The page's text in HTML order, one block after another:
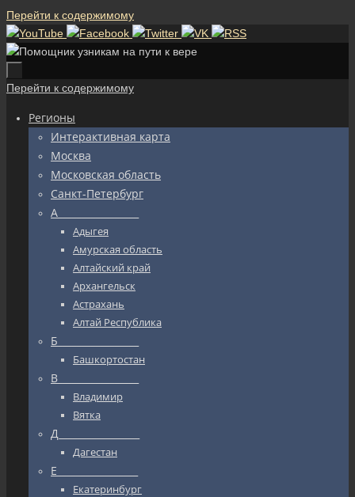
Перейти к содержимому
Перейти к содержимому
Регионы
Интерактивная карта
Москва
Московская область
Санкт-Петербург
А_________________
Адыгея
Амурская область
Алтайский край
Архангельск
Астрахань
Алтай Республика
Б_________________
Башкортостан
В_________________
Владимир
Вятка
Д_________________
Дагестан
Е_________________
Екатеринбург